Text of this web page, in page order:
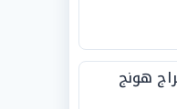
هونج